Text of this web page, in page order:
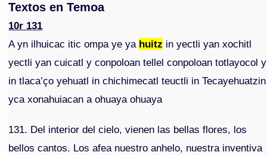
Textos en Temoa
10r 131
A yn ilhuicac itic ompa ye ya huitz in yectli yan xochitl
yectli yan cuicatl y conpoloan tellel conpoloan totlayocol y
in tlaca’ço yehuatl in chichimecatl teuctli in Tecayehuatzin
yca xonahuiacan a ohuaya ohuaya
131. Del interior del cielo, vienen las bellas flores, los
bellos cantos. Los afea nuestro anhelo, nuestra inventiva